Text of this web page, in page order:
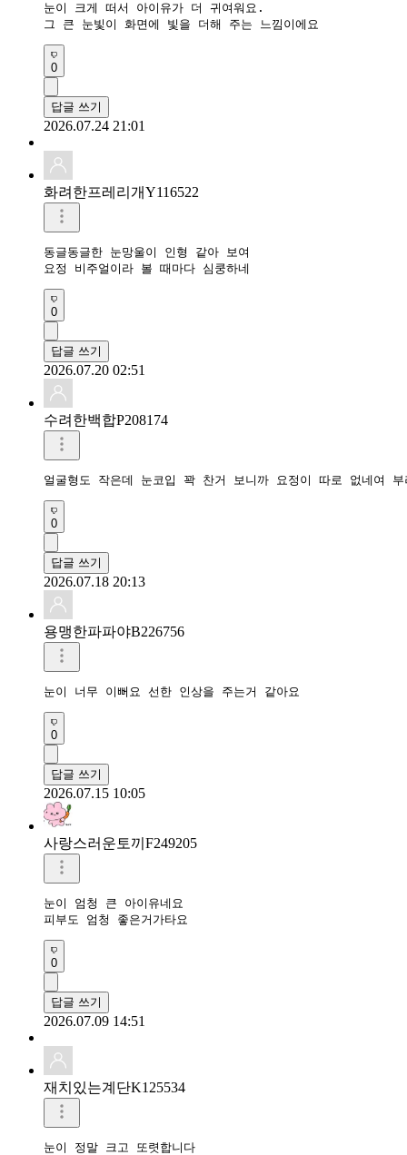
눈이 크게 떠서 아이유가 더 귀여워요.
그 큰 눈빛이 화면에 빛을 더해 주는 느낌이에요
0
답글 쓰기
2026.07.24 21:01
화려한프레리개Y116522
동글동글한 눈망울이 인형 같아 보여
요정 비주얼이라 볼 때마다 심쿵하네
0
답글 쓰기
2026.07.20 02:51
수려한백합P208174
얼굴형도 작은데 눈코입 꽉 찬거 보니까 요정이 따로 없네여 부
0
답글 쓰기
2026.07.18 20:13
용맹한파파야B226756
눈이 너무 이뻐요 선한 인상을 주는거 같아요
0
답글 쓰기
2026.07.15 10:05
사랑스러운토끼F249205
눈이 엄청 큰 아이유네요
피부도 엄청 좋은거가타요
0
답글 쓰기
2026.07.09 14:51
재치있는계단K125534
눈이 정말 크고 또렷합니다